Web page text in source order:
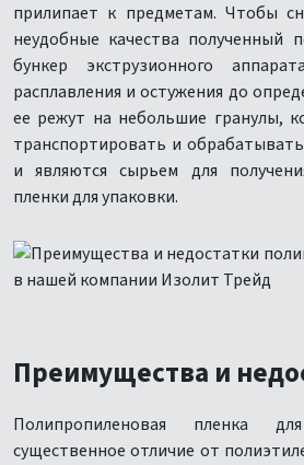
прилипает к предметам. Чтобы
неудобные качества
бункер экструзионного
расплавления и остужения до
ее режут на небольшие гранулы,
транспортировать и
и являются сырьем для
пленки для упаковки.
Преимущества и
Полипропиленовая пленка
существенное отличие от